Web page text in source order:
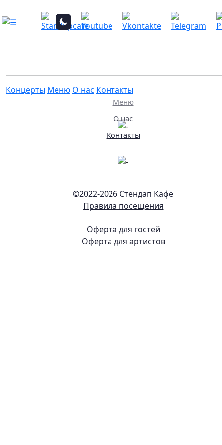
Концерты Меню О нас Контакты
Меню
О нас
Контакты
©2022-2026 Стендап Кафе
Правила посещения
Оферта для гостей
Оферта для артистов